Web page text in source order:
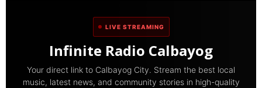
LIVE STREAMING
Infinite Radio Calbayog
Your direct link to Calbayog City. Stream the best local
music, latest news, and community stories in high-quality